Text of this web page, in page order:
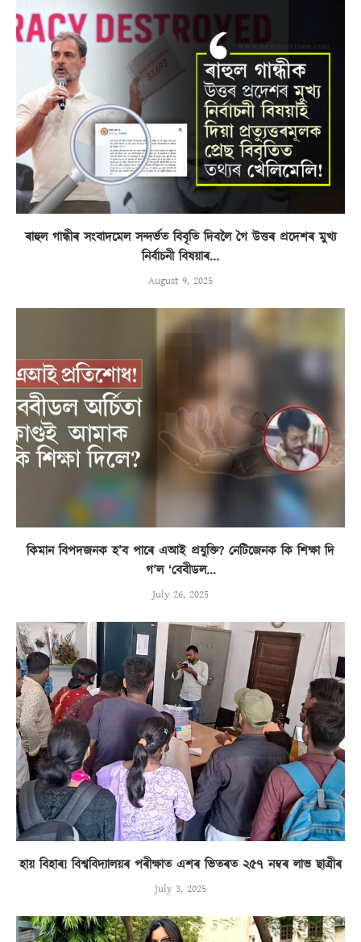
ৰাহুল গান্ধীৰ সংবাদমেল সন্দৰ্ভত বিবৃতি দিবলৈ গৈ উত্তৰ প্ৰদেশৰ মুখ্য
নিৰ্বাচনী বিষয়াৰ...
August 9, 2025
কিমান বিপদজনক হ’ব পাৰে এআই প্ৰযুক্তি? নেটিজেনক কি শিক্ষা দি
গ’ল ‘বেবীডল...
July 26, 2025
হায় বিহাৰ! বিশ্ববিদ্যালয়ৰ পৰীক্ষাত এশৰ ভিতৰত ২৫৭ নম্বৰ লাভ ছাত্ৰীৰ
July 3, 2025